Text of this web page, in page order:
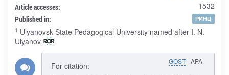
Article accesses:
1532
Published in:
РИНЦ
1 Ulyanovsk State Pedagogical University named after I. N.
Ulyanov
GOST APA
For citation: